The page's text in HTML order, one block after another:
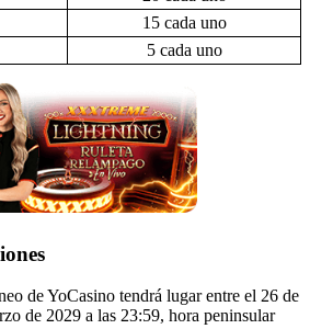
15 cada uno
5 cada uno
de YoCasino tendrá lugar entre el 26 de
de 2029 a las 23:59, hora peninsular